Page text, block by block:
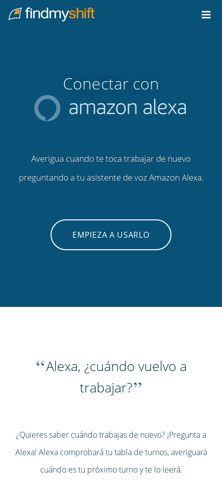
Inicio
Conectar con
Averigua cuando te toca trabajar de nuevo
preguntando a tu asistente de voz Amazon Alexa.
EMPIEZA A USARLO
“Alexa, ¿cuándo vuelvo a
trabajar?”
¿Quieres saber cuándo trabajas de nuevo? ¡Pregunta a
Alexa! Alexa comprobará tu tabla de turnos, averiguará
cuándo es tu próximo turno y te lo leerá.